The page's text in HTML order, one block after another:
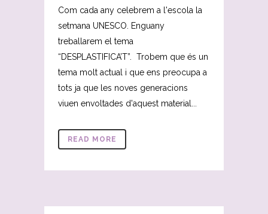
Com cada any celebrem a l'escola la
setmana UNESCO. Enguany
treballarem el tema
“DESPLASTIFICA’T”. Trobem que és un
tema molt actual i que ens preocupa a
tots ja que les noves generacions
viuen envoltades d'aquest material...
READ MORE